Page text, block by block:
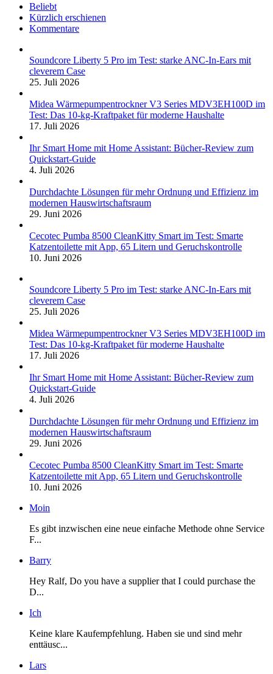
Beliebt
Kürzlich erschienen
Kommentare
Soundcore Liberty 5 Pro im Test: starke ANC-In-Ears mit
cleverem Case
25. Juli 2026
Midea Wärmepumpentrockner V3 Series MDV3EH100D im
Test: Das 10-kg-Kraftpaket für moderne Haushalte
17. Juli 2026
Ihr Smart Home mit Home Assistant: Bücher-Review zum
Quickstart-Guide
4. Juli 2026
Durchdachte Lösungen für mehr Ordnung und Effizienz im
modernen Hauswirtschaftsraum
29. Juni 2026
Cecotec Pumba 8500 CleanKitty Smart im Test: Smarte
Katzentoilette mit App, 65 Litern und Geruchskontrolle
10. Juni 2026
Soundcore Liberty 5 Pro im Test: starke ANC-In-Ears mit
cleverem Case
25. Juli 2026
Midea Wärmepumpentrockner V3 Series MDV3EH100D im
Test: Das 10-kg-Kraftpaket für moderne Haushalte
17. Juli 2026
Ihr Smart Home mit Home Assistant: Bücher-Review zum
Quickstart-Guide
4. Juli 2026
Durchdachte Lösungen für mehr Ordnung und Effizienz im
modernen Hauswirtschaftsraum
29. Juni 2026
Cecotec Pumba 8500 CleanKitty Smart im Test: Smarte
Katzentoilette mit App, 65 Litern und Geruchskontrolle
10. Juni 2026
Moin
Es gibt inzwischen eine neue einfache Methode ohne Service
F...
Barry
Hey Ralf, Do you have a supplier that I could purchase the
D...
Ich
Keine klare Kaufempfehlung. Haben sie und sind mehr
enttäusc...
Lars